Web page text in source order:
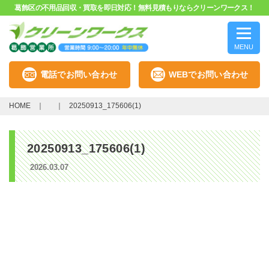
葛飾区の不用品回収・買取を即日対応！無料見積もりならクリーンワークス！
MENU
電話でお問い合わせ WEBでお問い合わせ
HOME 20250913_175606(1)
20250913_175606(1)
2026.03.07